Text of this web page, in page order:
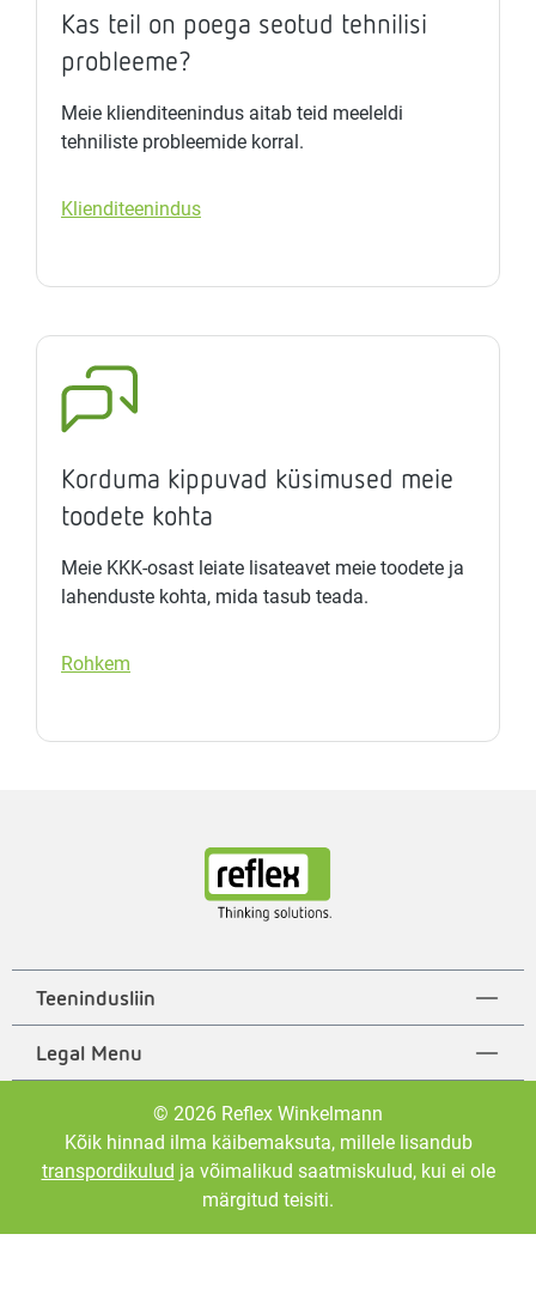
Kas teil on poega seotud tehnilisi
probleeme?
Meie klienditeenindus aitab teid meeleldi
tehniliste probleemide korral.
Klienditeenindus
Korduma kippuvad küsimused meie
toodete kohta
Meie KKK-osast leiate lisateavet meie toodete ja
lahenduste kohta, mida tasub teada.
Rohkem
Teenindusliin
Legal Menu
© 2026 Reflex Winkelmann
Kõik hinnad ilma käibemaksuta, millele lisandub
transpordikulud ja võimalikud saatmiskulud, kui ei ole
märgitud teisiti.